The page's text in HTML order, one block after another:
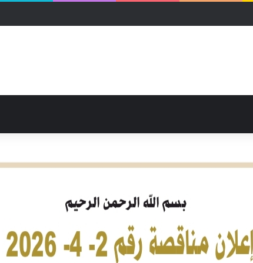
ووالي شمال كردفان يبحثان ترتيبات العودة للديار وإعادة الإعمار